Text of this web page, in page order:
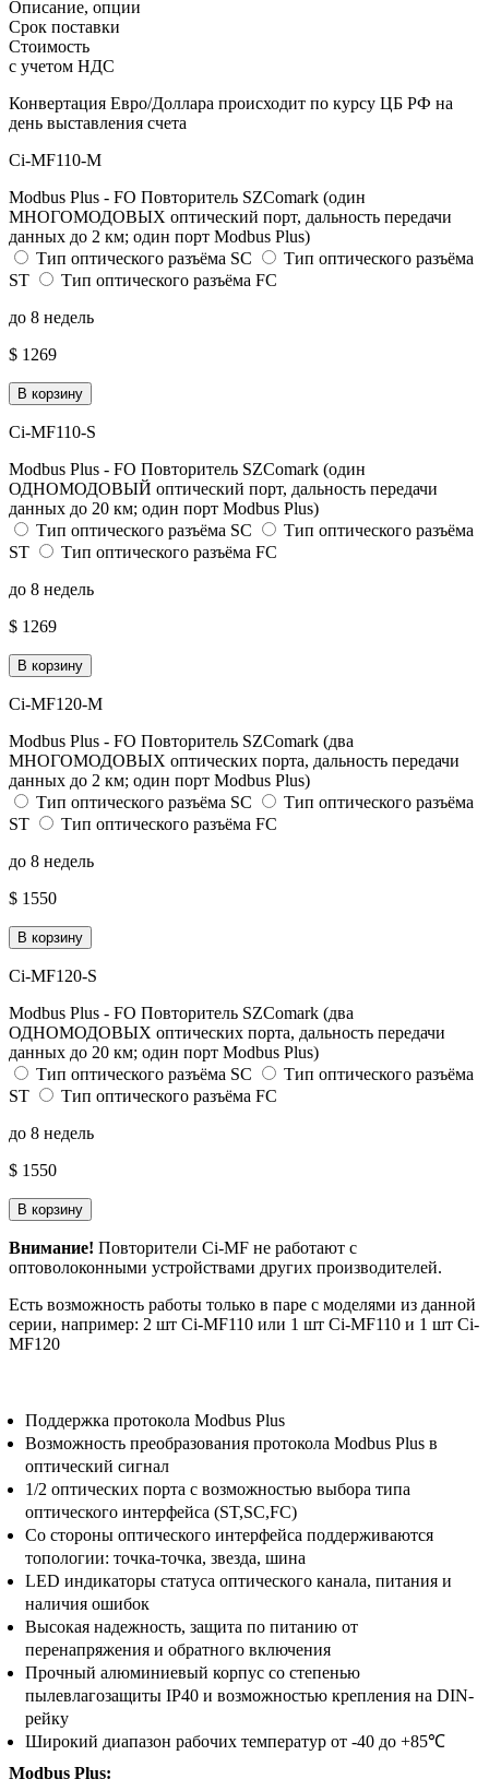
Описание, опции
Срок поставки
Стоимость
с учетом НДС
Конвертация Евро/Доллара происходит по курсу ЦБ РФ на
день выставления счета
Ci-MF110-M
Modbus Plus - FO Повторитель SZComark (один
МНОГОМОДОВЫХ оптический порт, дальность передачи
данных до 2 км; один порт Modbus Plus)
Тип оптического разъёма SC
Тип оптического разъёма
ST
Тип оптического разъёма FC
до 8 недель
$ 1269
В корзину
Ci-MF110-S
Modbus Plus - FO Повторитель SZComark (один
ОДНОМОДОВЫЙ оптический порт, дальность передачи
данных до 20 км; один порт Modbus Plus)
Тип оптического разъёма SC
Тип оптического разъёма
ST
Тип оптического разъёма FC
до 8 недель
$ 1269
В корзину
Ci-MF120-M
Modbus Plus - FO Повторитель SZComark (два
МНОГОМОДОВЫХ оптических порта, дальность передачи
данных до 2 км; один порт Modbus Plus)
Тип оптического разъёма SC
Тип оптического разъёма
ST
Тип оптического разъёма FC
до 8 недель
$ 1550
В корзину
Ci-MF120-S
Modbus Plus - FO Повторитель SZComark (два
ОДНОМОДОВЫХ оптических порта, дальность передачи
данных до 20 км; один порт Modbus Plus)
Тип оптического разъёма SC
Тип оптического разъёма
ST
Тип оптического разъёма FC
до 8 недель
$ 1550
В корзину
Внимание! Повторители Ci-MF не работают с
оптоволоконными устройствами других производителей.
Есть возможность работы только в паре с моделями из данной
серии, например: 2 шт Ci-MF110 или 1 шт Ci-MF110 и 1 шт Ci-
MF120
Поддержка протокола Modbus Plus
Возможность преобразования протокола Modbus Plus в
оптический сигнал
1/2 оптических порта с возможностью выбора типа
оптического интерфейса (ST,SC,FC)
Со стороны оптического интерфейса поддерживаются
топологии: точка-точка, звезда, шина
LED индикаторы статуса оптического канала, питания и
наличия ошибок
Высокая надежность, защита по питанию от
перенапряжения и обратного включения
Прочный алюминиевый корпус со степенью
пылевлагозащиты IP40 и возможностью крепления на DIN-
рейку
Широкий диапазон рабочих температур от -40 до +85℃
Modbus Plus: